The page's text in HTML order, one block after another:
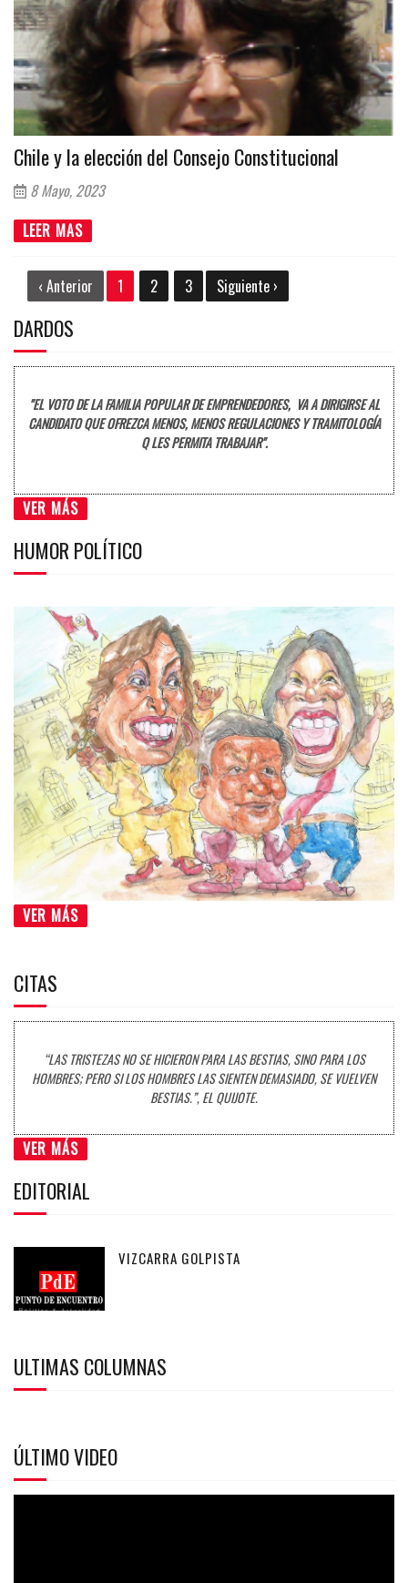
Chile y la elección del Consejo Constitucional
8 Mayo, 2023
LEER MAS
‹ Anterior 1 2 3 Siguiente ›
DARDOS
"EL VOTO DE LA FAMILIA POPULAR DE EMPRENDEDORES, VA A DIRIGIRSE AL
CANDIDATO QUE OFREZCA MENOS, MENOS REGULACIONES Y TRAMITOLOGÍA
Q LES PERMITA TRABAJAR".
VER MÁS
HUMOR POLÍTICO
VER MÁS
CITAS
“LAS TRISTEZAS NO SE HICIERON PARA LAS BESTIAS, SINO PARA LOS
HOMBRES; PERO SI LOS HOMBRES LAS SIENTEN DEMASIADO, SE VUELVEN
BESTIAS.”, EL QUIJOTE.
VER MÁS
EDITORIAL
VIZCARRA GOLPISTA
ULTIMAS COLUMNAS
ÚLTIMO VIDEO